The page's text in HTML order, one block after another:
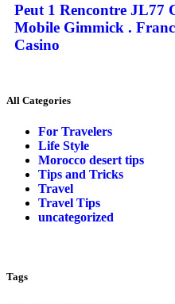
Peut 1 Rencontre JL77
Mobile Gimmick .
Casino
All Categories
For Travelers
Life Style
Morocco desert tips
Tips and Tricks
Travel
Travel Tips
uncategorized
Tags